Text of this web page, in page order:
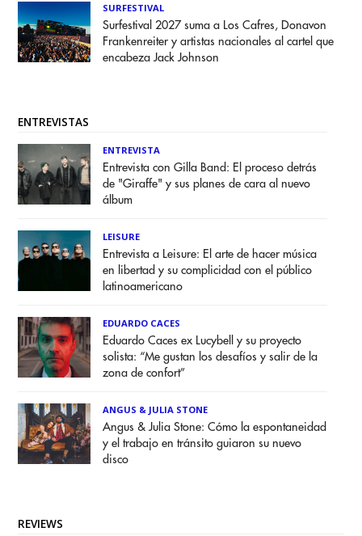
SURFESTIVAL
Surfestival 2027 suma a Los Cafres, Donavon
Frankenreiter y artistas nacionales al cartel que
encabeza Jack Johnson
ENTREVISTAS
ENTREVISTA
Entrevista con Gilla Band: El proceso detrás
de "Giraffe" y sus planes de cara al nuevo
álbum
LEISURE
Entrevista a Leisure: El arte de hacer música
en libertad y su complicidad con el público
latinoamericano
EDUARDO CACES
Eduardo Caces ex Lucybell y su proyecto
solista: “Me gustan los desafíos y salir de la
zona de confort”
ANGUS & JULIA STONE
Angus & Julia Stone: Cómo la espontaneidad
y el trabajo en tránsito guiaron su nuevo
disco
REVIEWS